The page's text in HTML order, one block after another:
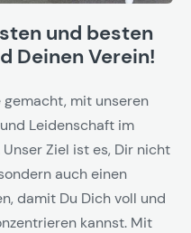
und besten
Deinen Verein!
gemacht, mit unseren
Leidenschaft im
Ziel ist es, Dir nicht
auch einen
damit Du Dich voll und
kannst. Mit